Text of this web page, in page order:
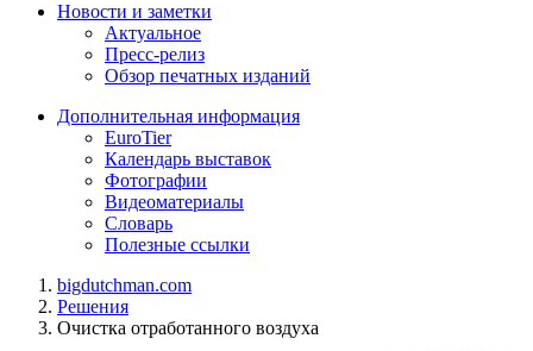
Новости и заметки
Актуальное
Пресс-релиз
Обзор печатных изданий
Дополнительная информация
EuroTier
Календарь выставок
Фотографии
Видеоматериалы
Словарь
Полезные ссылки
bigdutchman.com
Решения
Очистка отработанного воздуха